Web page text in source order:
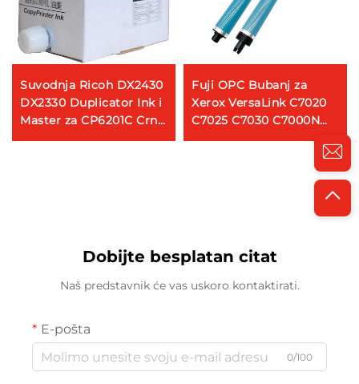
Suvodnja Ricoh DX2430
DX2330 Duplicator Ink i
Master za CP6201C Crnu
Tiskalnicu Bočicu
Fuji OPC Bubanj za
Xerox VersaLink C7020
C7025 C7030 C7000N
Kineski fotokopirni
bubanj V C2263 C2265
Dobijte besplatan citat
Naš predstavnik će vas uskoro kontaktirati.
E-pošta
0/100